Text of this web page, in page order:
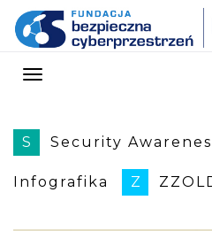
S Security
Infografika Z